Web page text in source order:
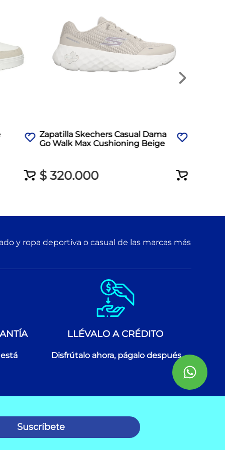
Zapatilla Skechers Casual Dama
Go Walk Max Cushioning Beige
$ 320.000
y ropa deportiva o casual de las marcas más
LLÉVALO A CRÉDITO
Disfrútalo ahora, págalo después
Suscríbete